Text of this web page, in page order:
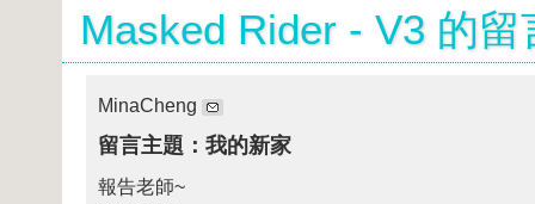
Masked Rider - V3 的留
MinaCheng
留言主題：我的新家
報告老師~